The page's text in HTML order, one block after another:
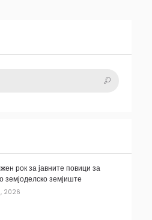
рок за јавните повици за
земјоделско земјиште
2026